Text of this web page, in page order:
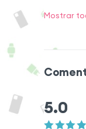
Mostrar
5.0